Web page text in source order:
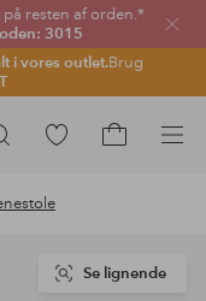
på resten af orden.*
3015
i vores outlet.Brug
Luk
Gå
favoritmarkerede
Se lignende